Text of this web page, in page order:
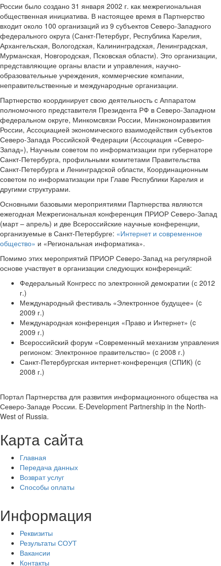
России было создано 31 января 2002 г. как межрегиональная
общественная инициатива. В настоящее время в Партнерство
входит около 100 организаций из 9 субъектов Северо-Западного
федерального округа (Санкт-Петербург, Республика Карелия,
Архангельская, Вологодская, Калининградская, Ленинградская,
Мурманская, Новгородская, Псковская области). Это организации,
представляющие органы власти и управления, научно-
образовательные учреждения, коммерческие компании,
неправительственные и международные организации.
Партнерство координирует свою деятельность с Аппаратом
полномочного представителя Президента РФ в Северо-Западном
федеральном округе, Минкомсвязи России, Минэкономразвития
России, Ассоциацией экономического взаимодействия субъектов
Северо-Запада Российской Федерации (Ассоциация «Северо-
Запад»), Научным советом по информатизации при губернаторе
Санкт-Петербурга, профильными комитетами Правительства
Санкт-Петербурга и Ленинградской области, Координационным
советом по информатизации при Главе Республики Карелия и
другими структурами.
Основными базовыми мероприятиями Партнерства являются
ежегодная Межрегиональная конференция ПРИОР Северо-Запад
(март – апрель) и две Всероссийские научные конференции,
организуемые в Санкт-Петербурге: «Интернет и современное
общество» и «Региональная информатика».
Помимо этих мероприятий ПРИОР Северо-Запад на регулярной
основе участвует в организации следующих конференций:
Федеральный Конгресс по электронной демократии (с 2012
г.)
Международный фестиваль «Электронное будущее» (c
2009 г.)
Международная конференция «Право и Интернет» (c
2009 г.)
Всероссийский форум «Современный механизм управления
регионом: Электронное правительство» (c 2008 г.)
Санкт-Петербургская интернет-конференция (СПИК) (c
2008 г.)
Портал Партнерства для развития информационного общества на
Северо-Западе России. E-Development Partnership in the North-
West of Russia.
Карта сайта
Главная
Передача данных
Возврат услуг
Способы оплаты
Информация
Реквизиты
Результаты СОУТ
Вакансии
Контакты